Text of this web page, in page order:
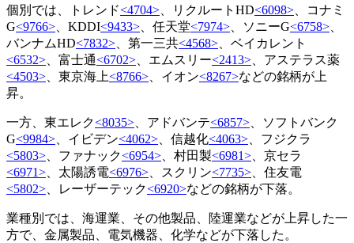
個別では、トレンド<4704>、リクルートHD<6098>、コナミ
G<9766>、KDDI<9433>、任天堂<7974>、ソニーG<6758>、
バンナムHD<7832>、第一三共<4568>、ベイカレント
<6532>、富士通<6702>、エムスリー<2413>、アステラス薬
<4503>、東京海上<8766>、イオン<8267>などの銘柄が上
昇。
一方、東エレク<8035>、アドバンテ<6857>、ソフトバンク
G<9984>、イビデン<4062>、信越化<4063>、フジクラ
<5803>、ファナック<6954>、村田製<6981>、京セラ
<6971>、太陽誘電<6976>、スクリン<7735>、住友電
<5802>、レーザーテック<6920>などの銘柄が下落。
業種別では、海運業、その他製品、陸運業などが上昇した一
方で、金属製品、電気機器、化学などが下落した。